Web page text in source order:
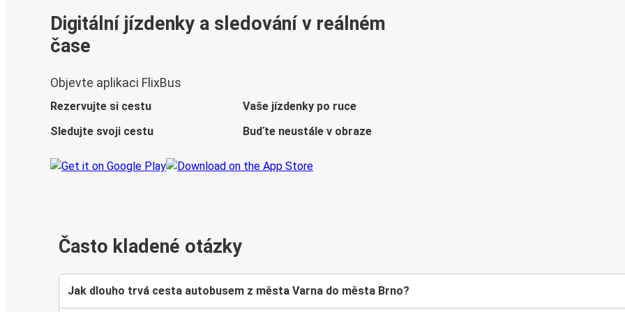
Digitální jízdenky a sledování v reálném
čase
Objevte aplikaci FlixBus
Rezervujte si cestu
Vaše jízdenky po ruce
Sledujte svoji cestu
Buďte neustále v obraze
Často kladené otázky
Jak dlouho trvá cesta autobusem z města Varna do města Brno?